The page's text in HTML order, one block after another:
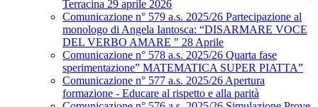
Terracina 29 aprile 2026
Comunicazione n° 579 a.s. 2025/26 Partecipazione al
monologo di Angela Iantosca: “DISARMARE VOCE
DEL VERBO AMARE " 28 Aprile
Comunicazione n° 578 a.s. 2025/26 Quarta fase
sperimentazione” MATEMATICA SUPER PIATTA”
Comunicazione n° 577 a.s. 2025/26 Apertura
formazione - Educare al rispetto e alla parità